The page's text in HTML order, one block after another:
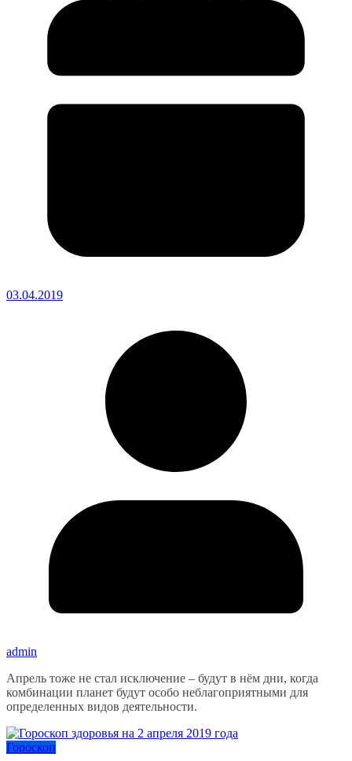
03.04.2019
admin
Апрель тоже не стал исключение – будут в нём дни, когда
комбинации планет будут особо неблагоприятными для
определенных видов деятельности.
Гороскоп